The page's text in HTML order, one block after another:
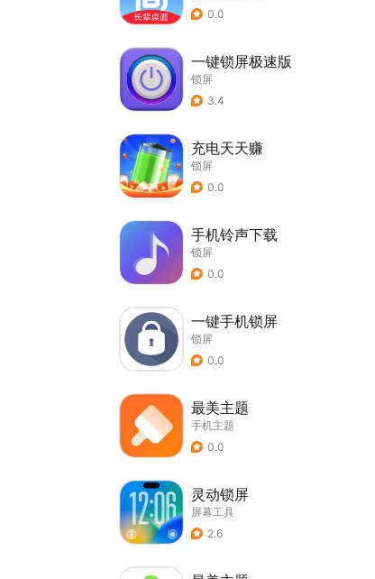
0.0
一键锁屏极速版
锁屏
3.4
充电天天赚
锁屏
0.0
手机铃声下载
锁屏
0.0
一键手机锁屏
锁屏
0.0
最美主题
手机主题
0.0
灵动锁屏
屏幕工具
2.6